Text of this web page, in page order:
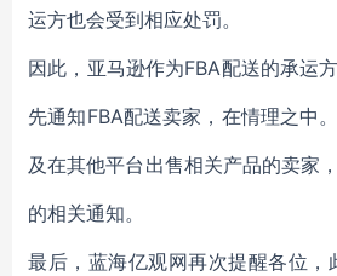
运方也会受到相应处罚。
因此，亚马逊作为FBA配送的承运
先通知FBA配送卖家，在情理之中
及在其他平台出售相关产品的卖家
的相关通知。
最后，蓝海亿观网再次提醒各位，